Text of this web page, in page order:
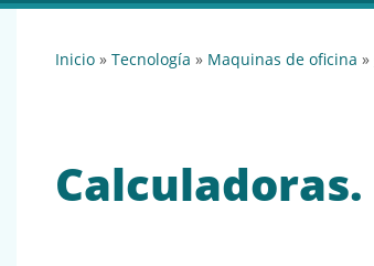
inicio » tecnología » maquinas de oficina »